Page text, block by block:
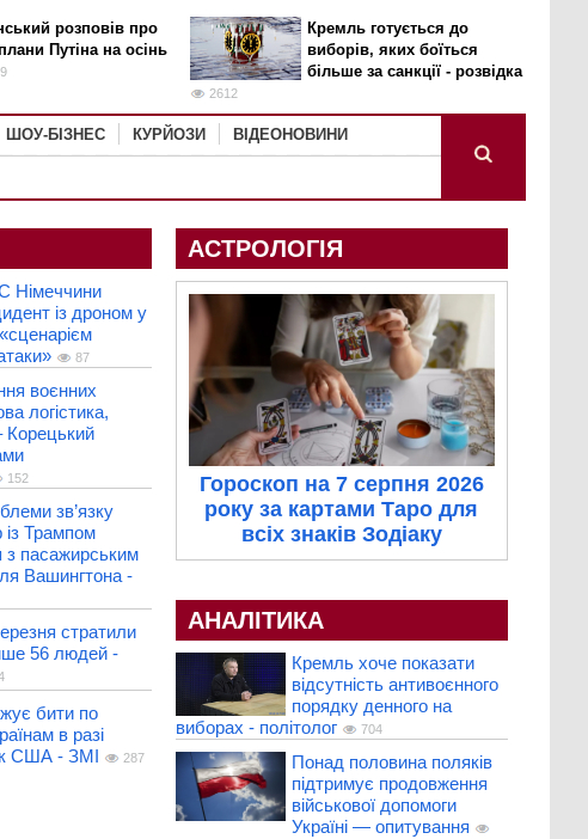
розповів про
Путіна на осінь
Кремль готується до
виборів, яких боїться
більше за санкції - розвідка
2612
ШОУ-БІЗНЕС КУРЙОЗИ ВІДЕОНОВИНИ
Німеччини
із дроном у
87
воєнних
логістика,
Корецький
152
зв’язку
із Трампом
з пасажирським
Вашингтона -
стратили
56 людей -
бити по
в разі
США - ЗМІ
287
АСТРОЛОГІЯ
Гороскоп на 7 серпня 2026
року за картами Таро для
всіх знаків Зодіаку
АНАЛІТИКА
Кремль хоче показати
відсутність антивоєнного
порядку денного на
виборах - політолог
704
Понад половина поляків
підтримує продовження
військової допомоги
Україні — опитування